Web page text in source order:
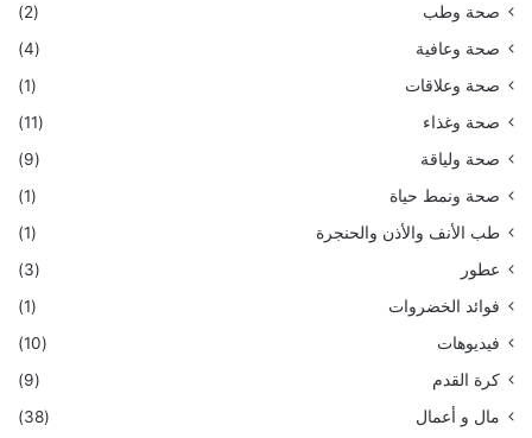
صحة وطب
(2)
صحة وعافية
(4)
صحة وعلاقات
(1)
صحة وغذاء
(11)
صحة ولياقة
(9)
صحة ونمط حياة
(1)
طب الأنف والأذن والحنجرة
(1)
عطور
(3)
فوائد الخضروات
(1)
فيديوهات
(10)
كرة القدم
(9)
مال و أعمال
(38)